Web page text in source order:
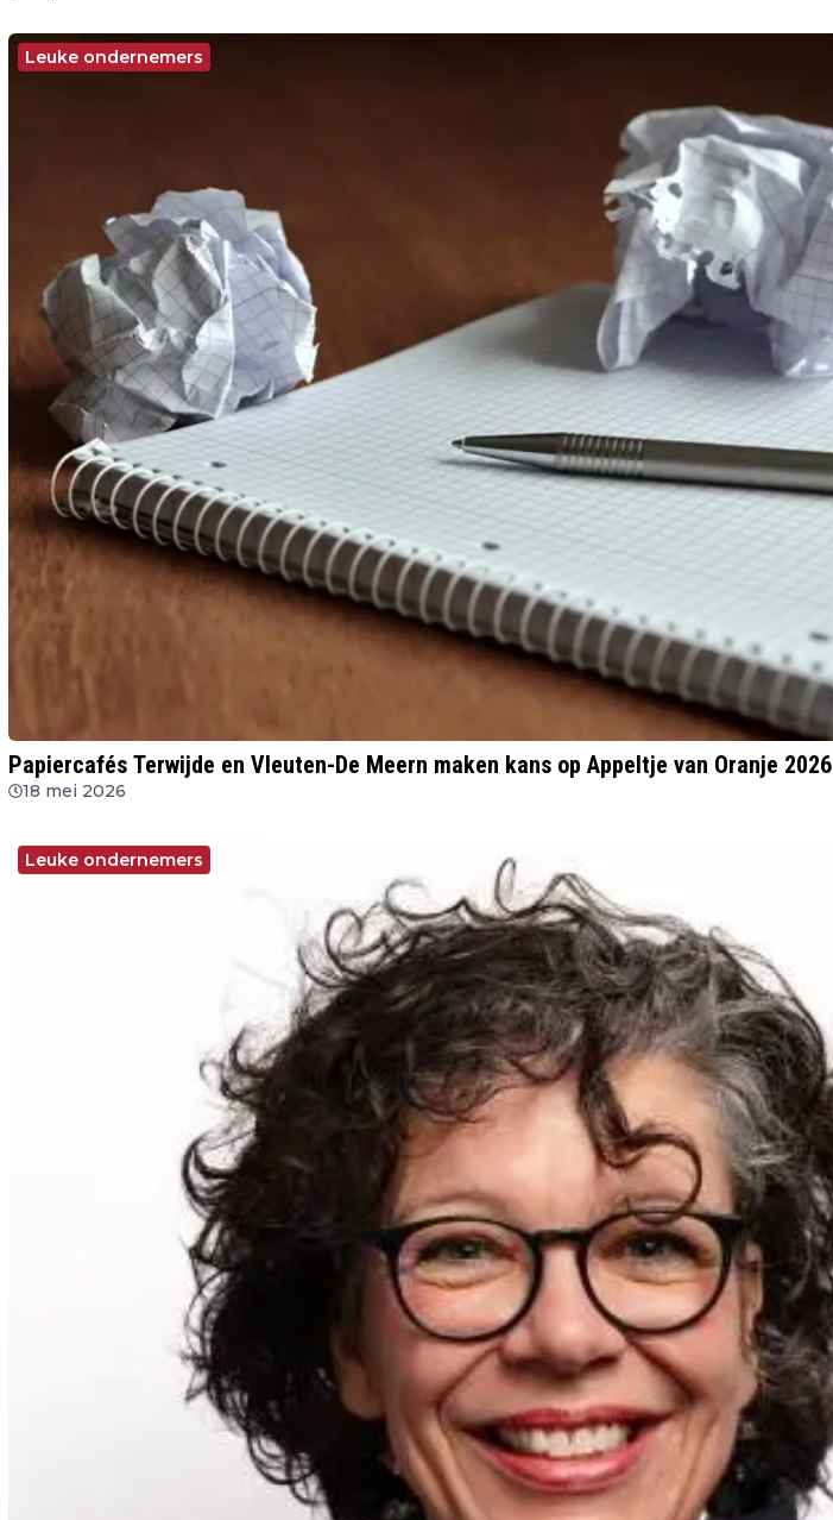
Leuke ondernemers
Papiercafés Terwijde en Vleuten-De Meern maken kans op Appeltje van Oranje 2026
18 mei 2026
Leuke ondernemers